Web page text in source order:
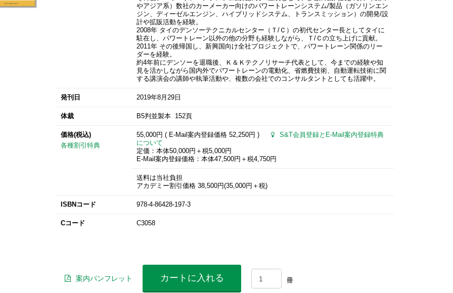
やアジア系）数社のカーメーカー向けのパワートレーンシステム/製品（ガソリンエン
ジン、ディーゼルエンジン、ハイブリッドシステム、トランスミッション）の開発/設
計や拡販活動を経験。
2008年 タイのデンソーテクニカルセンター（Ｔ/Ｃ）の初代センター長としてタイに
駐在し、パワートレーン以外の他の分野も経験しながら、Ｔ/Ｃの立ち上げに貢献。
2011年 その後帰国し、新興国向け全社プロジェクトで、パワートレーン関係のリー
ダーを経験。
約4年前にデンソーを退職後、Ｋ＆Ｋテクノリサーチ代表として、今までの経験や知
見を活かしながら国内外でパワートレーンの電動化、省燃費技術、自動運転技術に関
する講演会の講師や執筆活動や、複数の会社でのコンサルタントとしても活躍中。
発刊日 2019年8月29日
体裁 B5判並製本 152頁
価格(税込)
各種割引特典
55,000円 ( E-Mail案内登録価格 52,250円 )
S&T会員登録とE-Mail案内登録特典
について
定価：本体50,000円＋税5,000円
E-Mail案内登録価格：本体47,500円＋税4,750円
送料は当社負担
アカデミー割引価格 38,500円(35,000円＋税)
ISBNコード 978-4-86428-197-3
Cコード C3058
案内パンフレット カートに入れる 冊